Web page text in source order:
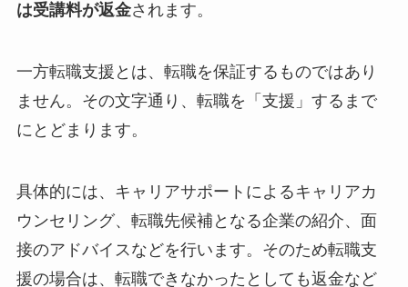
は受講料が返金されます。
一方転職支援とは、転職を保証するものではあり
ません。その文字通り、転職を「支援」するまで
にとどまります。
具体的には、キャリアサポートによるキャリアカ
ウンセリング、転職先候補となる企業の紹介、面
接のアドバイスなどを行います。そのため転職支
援の場合は、転職できなかったとしても返金など